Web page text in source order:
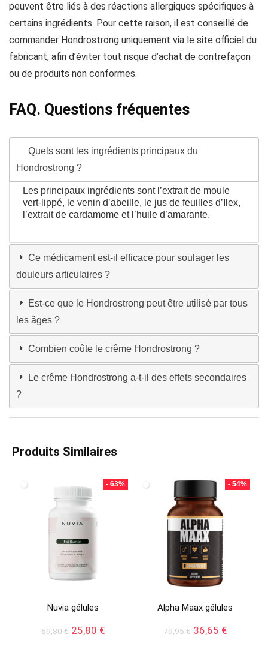
peuvent être liés à des réactions allergiques spécifiques à
certains ingrédients. Pour cette raison, il est conseillé de
commander Hondrostrong uniquement via le site officiel du
fabricant, afin d’éviter tout risque d’achat de contrefaçon
ou de produits non conformes.
FAQ. Questions fréquentes
Quels sont les ingrédients principaux du
Hondrostrong ?
Les principaux ingrédients sont l’extrait de moule
vert-lippé, le venin d’abeille, le jus de feuilles d’Ilex,
l’extrait de cardamome et l’huile d’amarante.
Ce médicament est-il efficace pour soulager les
douleurs articulaires ?
Est-ce que le Hondrostrong peut être utilisé par tous
les âges ?
Combien coûte le crême Hondrostrong ?
Le crême Hondrostrong a-t-il des effets secondaires
?
Produits Similaires
- 63%
Nuvia gélules
69,80€ Le
25,80 €Le
- 54%
Alpha Maax gélules
79,95€ Le
36,65 €Le